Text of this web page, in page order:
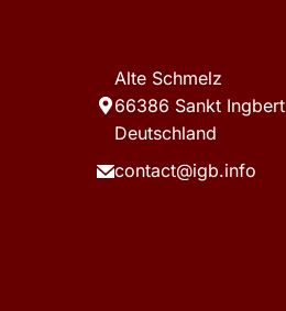
Alte Schmelz
66386 Sankt Ingbert
Deutschland
contact@igb.info